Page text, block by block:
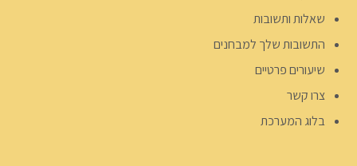
שאלות ותשובות
התשובות שלך למבחנים
שיעורים פרטיים
צרו קשר
בלוג המערכת